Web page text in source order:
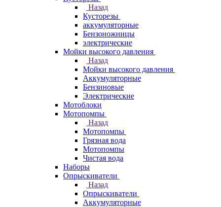
Назад
Кусторезы
аккумуляторные
Бензоножницы
электрические
Мойки высокого давления
Назад
Мойки высокого давления
Аккумуляторные
Бензиновые
Электрические
Мотоблоки
Мотопомпы
Назад
Мотопомпы
Грязная вода
Мотопомпы
Чистая вода
Наборы
Опрыскиватели
Назад
Опрыскиватели
Аккумуляторные